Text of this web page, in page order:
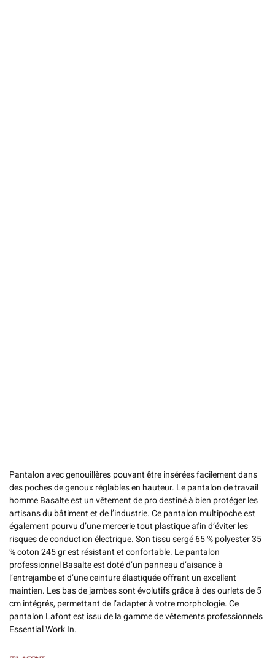
Pantalon avec genouillères pouvant être insérées facilement dans
des poches de genoux réglables en hauteur. Le pantalon de travail
homme Basalte est un vêtement de pro destiné à bien protéger les
artisans du bâtiment et de l’industrie. Ce pantalon multipoche est
également pourvu d’une mercerie tout plastique afin d’éviter les
risques de conduction électrique. Son tissu sergé 65 % polyester 35
% coton 245 gr est résistant et confortable. Le pantalon
professionnel Basalte est doté d’un panneau d’aisance à
l’entrejambe et d’une ceinture élastiquée offrant un excellent
maintien. Les bas de jambes sont évolutifs grâce à des ourlets de 5
cm intégrés, permettant de l’adapter à votre morphologie. Ce
pantalon Lafont est issu de la gamme de vêtements professionnels
Essential Work In.